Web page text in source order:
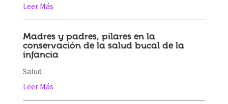
Leer Más
Madres y padres, pilares en la
conservación de la salud bucal de la
infancia
Salud
Leer Más